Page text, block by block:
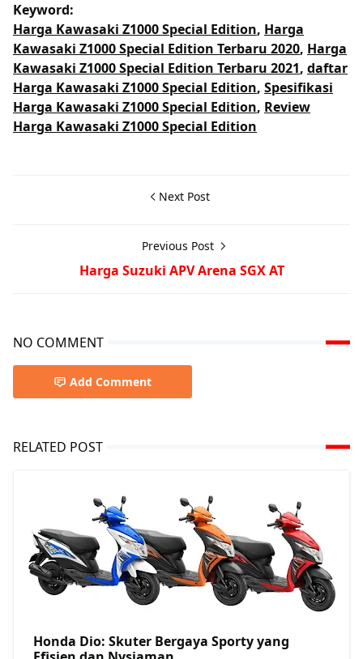
Keyword:
Harga Kawasaki Z1000 Special Edition, Harga
Kawasaki Z1000 Special Edition Terbaru 2020, Harga
Kawasaki Z1000 Special Edition Terbaru 2021, daftar
Harga Kawasaki Z1000 Special Edition, Spesifikasi
Harga Kawasaki Z1000 Special Edition, Review
Harga Kawasaki Z1000 Special Edition
Next Post
Previous Post
Harga Suzuki APV Arena SGX AT
NO COMMENT
Add Comment
RELATED POST
Honda Dio: Skuter Bergaya Sporty yang